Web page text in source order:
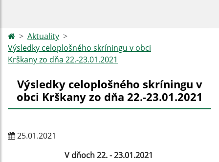
Aktuality
Výsledky celoplošného skríningu v obci
Krškany zo dňa 22.-23.01.2021
Výsledky celoplošného skríningu v
obci Krškany zo dňa 22.-23.01.2021
25.01.2021
V dňoch 22. - 23.01.2021